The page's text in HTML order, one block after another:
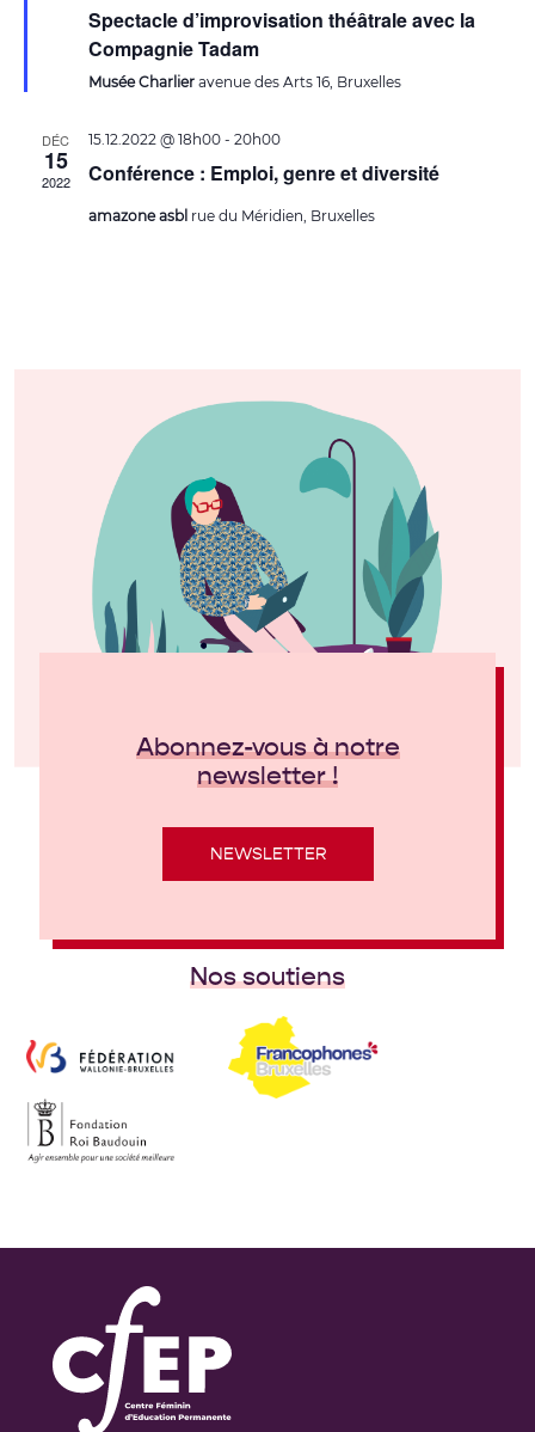
avant
Spectacle d’improvisation théâtrale avec la
Compagnie Tadam
Musée Charlier avenue des Arts 16, Bruxelles
DÉC
15
2022
15.12.2022 @ 18h00- 20h00
Conférence : Emploi, genre et diversité
amazone asbl rue du Méridien, Bruxelles
Abonnez-vous à notre
newsletter !
NEWSLETTER
Nos soutiens